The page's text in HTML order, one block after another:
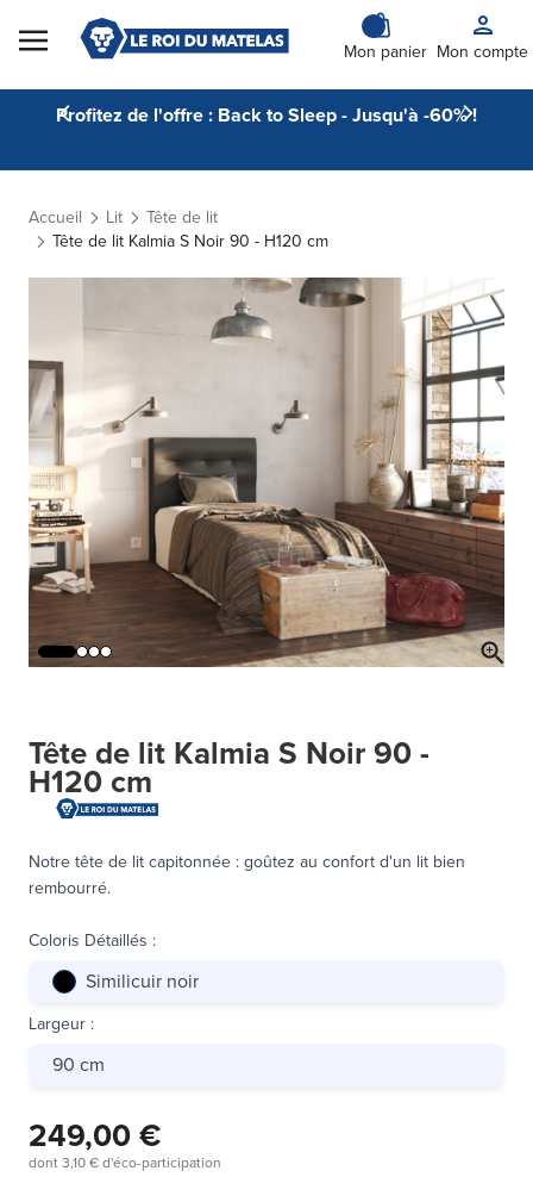
Skip to Content
Mon panier Mon compte
Profitez de l'offre : Back to Sleep - Jusqu'à -60% !
Accueil Lit
Tête de lit
Tête de lit Kalmia S Noir 90 - H120 cm
Tête de lit Kalmia S Noir 90 -
H120 cm
Notre tête de lit capitonnée : goûtez au confort d'un lit bien
rembourré.
Coloris Détaillés :
Similicuir noir
Largeur :
90 cm
249,00 €
dont3,10 €d'éco-participation